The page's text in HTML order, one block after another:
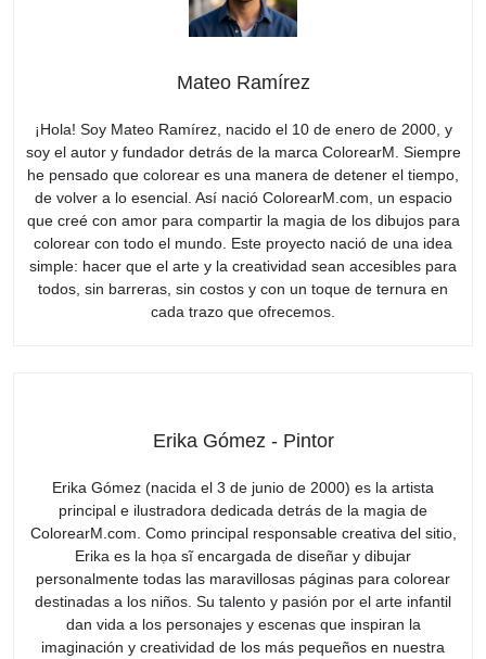
Mateo Ramírez
¡Hola! Soy Mateo Ramírez, nacido el 10 de enero de 2000, y
soy el autor y fundador detrás de la marca ColorearM. Siempre
he pensado que colorear es una manera de detener el tiempo,
de volver a lo esencial. Así nació ColorearM.com, un espacio
que creé con amor para compartir la magia de los dibujos para
colorear con todo el mundo. Este proyecto nació de una idea
simple: hacer que el arte y la creatividad sean accesibles para
todos, sin barreras, sin costos y con un toque de ternura en
cada trazo que ofrecemos.
Erika Gómez - Pintor
Erika Gómez (nacida el 3 de junio de 2000) es la artista
principal e ilustradora dedicada detrás de la magia de
ColorearM.com. Como principal responsable creativa del sitio,
Erika es la họa sĩ encargada de diseñar y dibujar
personalmente todas las maravillosas páginas para colorear
destinadas a los niños. Su talento y pasión por el arte infantil
dan vida a los personajes y escenas que inspiran la
imaginación y creatividad de los más pequeños en nuestra